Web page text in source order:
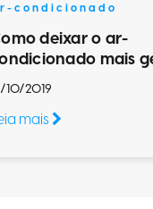
condicionado
deixar o ar-
mais
10/2019
mais